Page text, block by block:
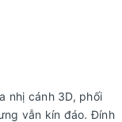
nhị cánh 3D, phối
vẫn kín đáo. Đính